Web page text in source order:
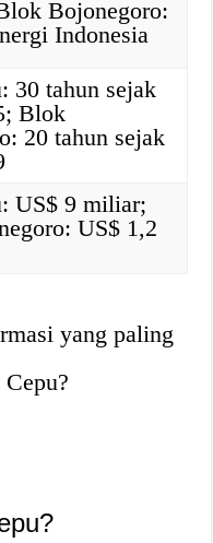
Bojonegoro:
Indonesia
30 tahun sejak
Blok
20 tahun sejak
US$ 9 miliar;
US$ 1,2
yang paling